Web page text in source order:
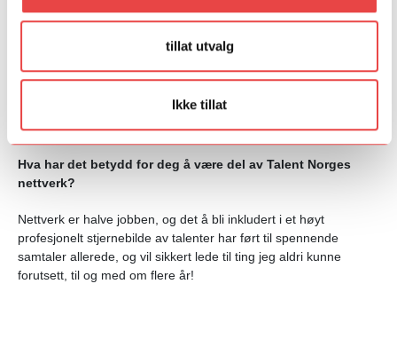
tillat utvalg
Ikke tillat
perfekt timing for meg. Det var virkelig dette tidspunktet i
karrieren min at jeg fikk mye ut av tilbudene programmet hadde,
Hva har det betydd for deg å være del av Talent Norges
nettverk?
Nettverk er halve jobben, og det å bli inkludert i et høyt
profesjonelt stjernebilde av talenter har ført til spennende
samtaler allerede, og vil sikkert lede til ting jeg aldri kunne
forutsett, til og med om flere år!